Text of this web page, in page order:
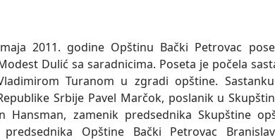
2011. godine Opštinu Bački Petrovac
Dulić sa saradnicima. Poseta je počela
Turanom u zgradi opštine.
Srbije Pavel Marčok, poslanik u
Hansman, zamenik predsednika Skupštine
Opštine Bački Petrovac